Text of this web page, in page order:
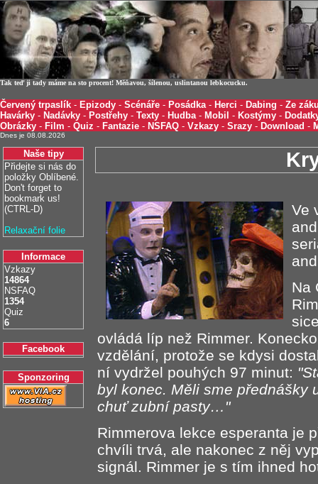
Tak teď ji tady máme na sto procent! Měňavou, šílenou, uslintanou lebkocucku.
Červený trpaslík - Epizody - Scénáře - Posádka- Herci - Dabing - Ze
Havárky - Nadávky - Postřehy - Texty - Hudba- Mobil - Kostýmy -
Obrázky - Film - Quiz - Fantazie - NSFAQ - Vzkazy - Srazy - Download -
Dnes je 08.08.2026
Naše tipy
Přidejte si nás do
položky Oblíbené.
Don't forget to
bookmark us!
(CTRL-D)
Relaxační folie
Informace
Vzkazy
14864
NSFAQ
1354
Quiz
6
Facebook
Sponzoring
Ve
Na
ovládá líp než Rimmer.
vzdělání, protože se kdysi
ní vydržel pouhých 97 minut:
byl konec. Měli sme přednášky
chuť zubní pasty…"
Rimmerova lekce esperanta je
chvíli trvá, ale nakonec z něj
signál. Rimmer je s tím ihned